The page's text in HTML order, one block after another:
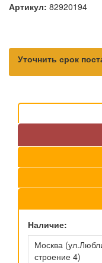
Артикул: 82920194
Уточнить срок
Наличие:
Москва
строение 4)